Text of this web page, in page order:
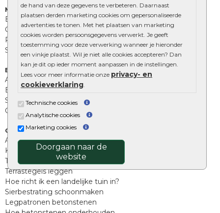
de hand van deze gegevens te verbeteren. Daarnaast
plaatsen derden marketing cookies om gepersonaliseerde
advertenties te tonen. Met het plaatsen van marketing
cookies worden persoonsgegevens verwerkt. Je geeft
toestemming voor deze verwerking wanneer je hieronder
een vinkje plaatst. Wil je niet alle cookies accepteren? Dan
kan je dit op ieder moment aanpassen in de instellingen.
Lees voor meer informatie onze privacy- en
cookieverklaring.
Technische cookies
Analytische cookies
Marketing cookies
Doorgaan naar de
website
Muurelementen
Betonbielzen
Opsluitbanden
Palissades
Stapelblokken
Extra benodigdheden
Afwatering en diversen
Beplantings en betonelementen
Split, grind en zand
Oprit tegels
Overig
Aanbiedingen
Kunstgras
Tuintegels outlet
Terrastegels leggen
Hoe richt ik een landelijke tuin in?
Sierbestrating schoonmaken
Legpatronen betonstenen